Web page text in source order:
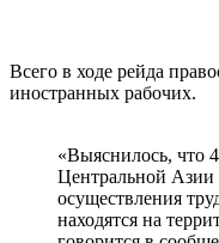
Всего в ходе рейда
иностранных рабочих.
«Выяснилось, что
Центральной
осуществления
находятся на